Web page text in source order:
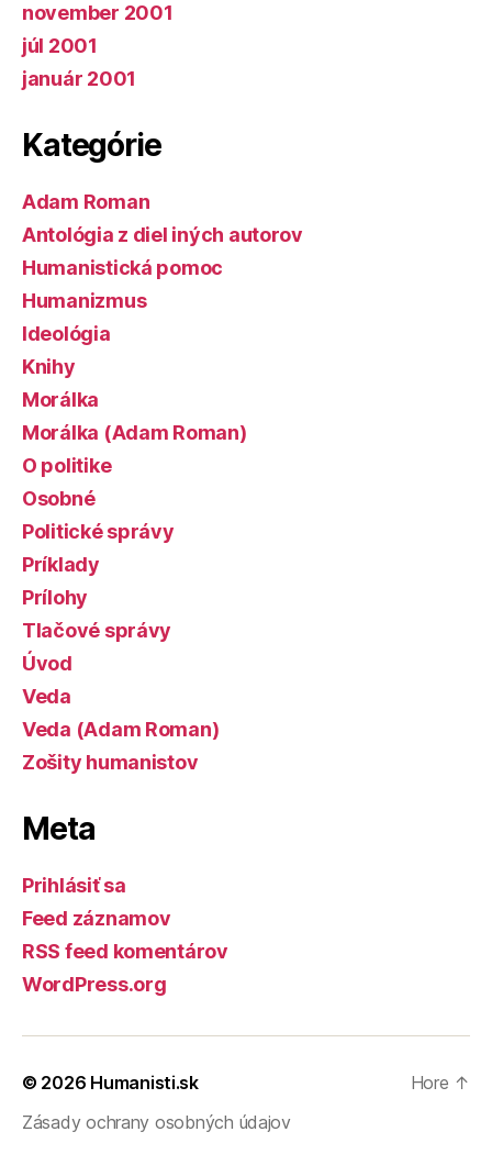
november 2001
júl 2001
január 2001
Kategórie
Adam Roman
Antológia z diel iných autorov
Humanistická pomoc
Humanizmus
Ideológia
Knihy
Morálka
Morálka (Adam Roman)
O politike
Osobné
Politické správy
Príklady
Prílohy
Tlačové správy
Úvod
Veda
Veda (Adam Roman)
Zošity humanistov
Meta
Prihlásiť sa
Feed záznamov
RSS feed komentárov
WordPress.org
© 2026 Humanisti.sk
Zásady ochrany osobných údajov
Hore ↑